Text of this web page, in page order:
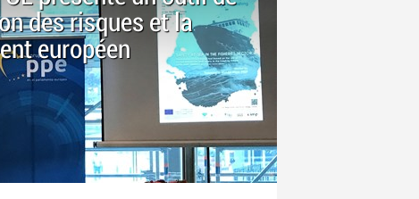
des risques et la
européen